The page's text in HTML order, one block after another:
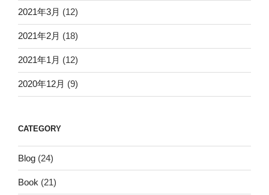
2021年3月 (12)
2021年2月 (18)
2021年1月 (12)
2020年12月 (9)
CATEGORY
Blog (24)
Book (21)